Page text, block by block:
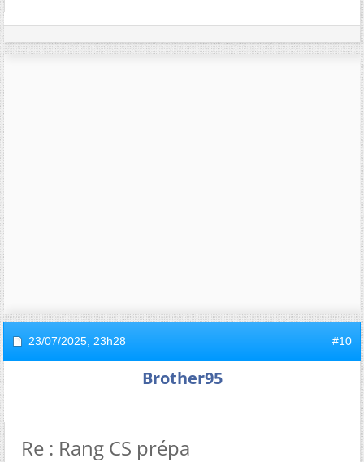
23/07/2025, 23h28 #10
Brother95
Re : Rang CS prépa